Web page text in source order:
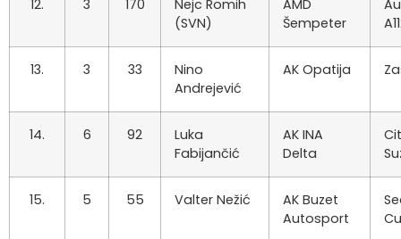
12. 3 170
Nejc Romih
(SVN)
AMD
Šempeter
13. 3 33
Nino
Andrejević
AK Opatija
14. 6 92
Luka
Fabijančić
AK INA
Delta
15. 5 55 Valter Nežić
AK Buzet
Autosport